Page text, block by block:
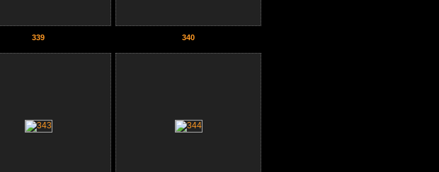
339 340